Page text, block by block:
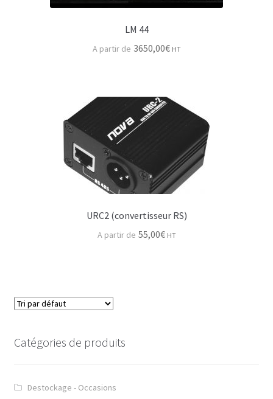
Passage de câble
Destockage – Occasions
Support & Widgets
LM 44
3650,00€ HT
URC2 (convertisseur RS)
55,00€ HT
Catégories de produits
Destockage - Occasions